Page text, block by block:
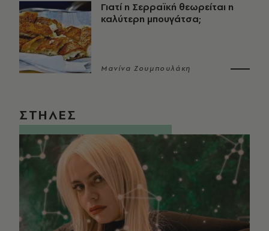
Γιατί η Σερραϊκή θεωρείται η
καλύτερη μπουγάτσα;
Μανίνα Ζουμπουλάκη
ΣΤΗΛΕΣ